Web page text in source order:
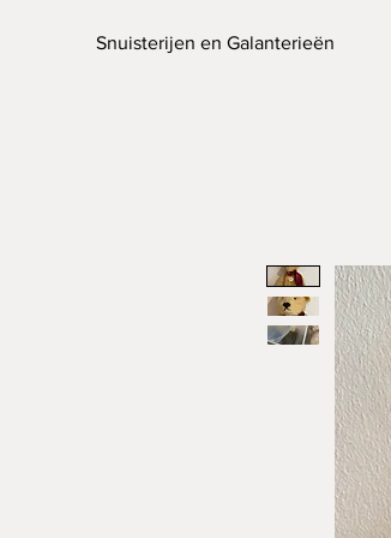
Snuisterijen en Galanterieën